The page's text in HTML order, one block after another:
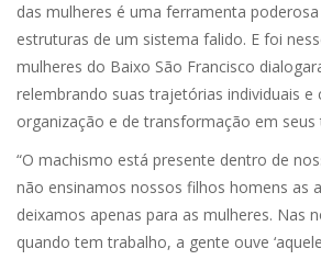
das mulheres é uma ferramenta
estruturas de um sistema falido. E foi
mulheres do Baixo São Francisco
relembrando suas trajetórias individuais e
organização e de transformação em seus
“O machismo está presente dentro de
não ensinamos nossos filhos homens as
deixamos apenas para as mulheres. Nas
quando tem trabalho, a gente ouve